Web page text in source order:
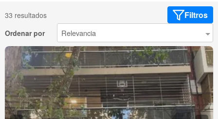
33 resultados Filtros
Ordenar por